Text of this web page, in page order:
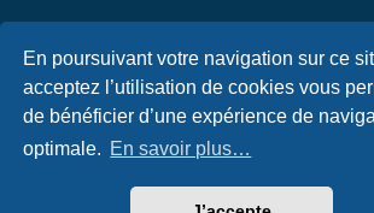
En poursuivant votre navigation sur ce
acceptez l’utilisation de cookies vous
de bénéficier d’une expérience de
optimale. En savoir plus…